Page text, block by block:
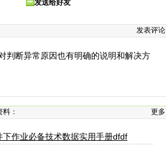
发送给好友
发表评论
判断异常原因也有明确的说明和解决方
： 更多
下作业必备技术数据实用手册dfdf